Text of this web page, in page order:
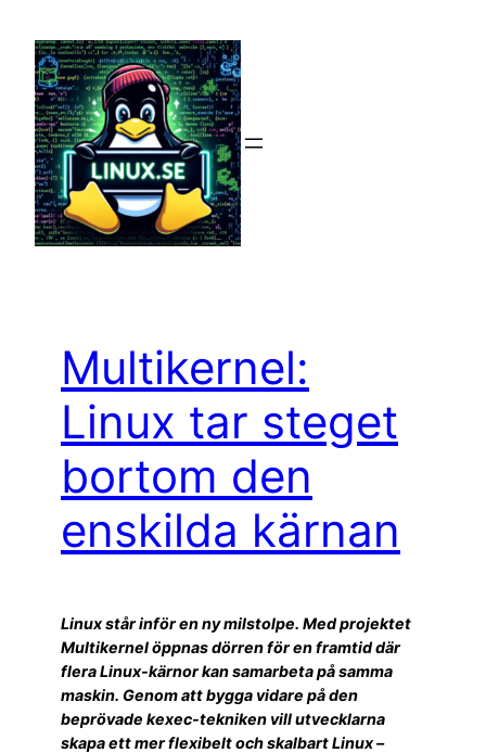
innehåll
Multikernel:
Linux tar steget
bortom den
enskilda kärnan
Linux står inför en ny milstolpe. Med projektet
Multikernel öppnas dörren för en framtid där
flera Linux-kärnor kan samarbeta på samma
maskin. Genom att bygga vidare på den
beprövade kexec-tekniken vill utvecklarna
skapa ett mer flexibelt och skalbart Linux –